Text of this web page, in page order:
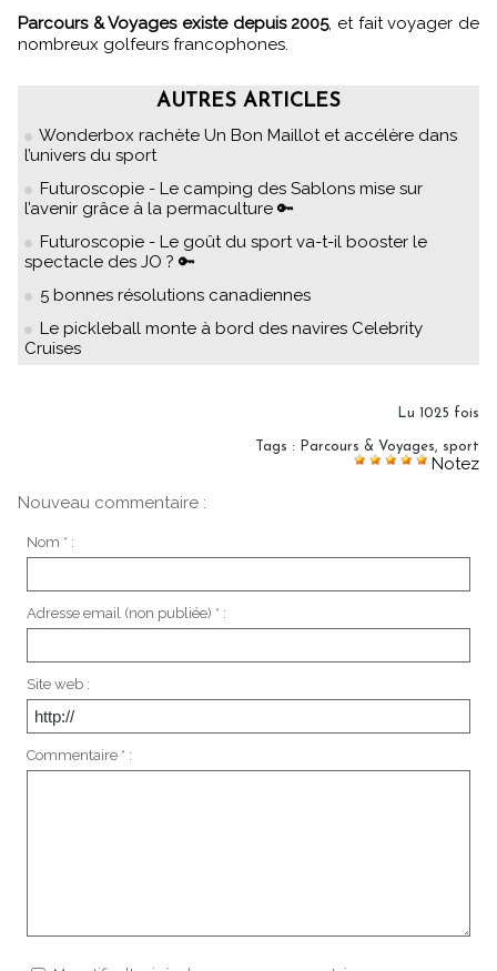
Parcours & Voyages existe depuis 2005, et fait voyager de
nombreux golfeurs francophones.
AUTRES ARTICLES
Wonderbox rachète Un Bon Maillot et accélère dans
l’univers du sport
Futuroscopie - Le camping des Sablons mise sur
l’avenir grâce à la permaculture 🔑
Futuroscopie - Le goût du sport va-t-il booster le
spectacle des JO ? 🔑
5 bonnes résolutions canadiennes
Le pickleball monte à bord des navires Celebrity
Cruises
Lu 1025 fois
Tags : Parcours & Voyages, sport
Notez
Nouveau commentaire :
Nom * :
Adresse email (non publiée) * :
Site web :
Commentaire * :